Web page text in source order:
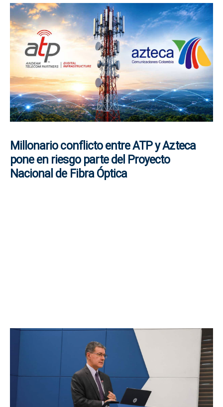
Millonario conflicto entre ATP y Azteca
pone en riesgo parte del Proyecto
Nacional de Fibra Óptica